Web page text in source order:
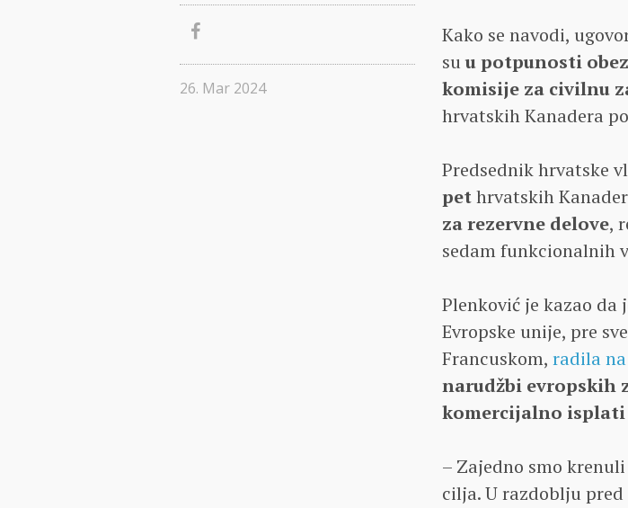
Kako se navodi,
su u potpunosti
komisije za civilnu
hrvatskih Kanadera
Predsednik hrvatske
pethrvatskih
za rezervne delove,
sedam funkcionalnih
Plenković je kazao
Evropske unije, pre
Francuskom, radila
narudžbi evropskih
komercijalno isplati
– Zajedno smo
cilja. U razdoblju
26. Mar 2024